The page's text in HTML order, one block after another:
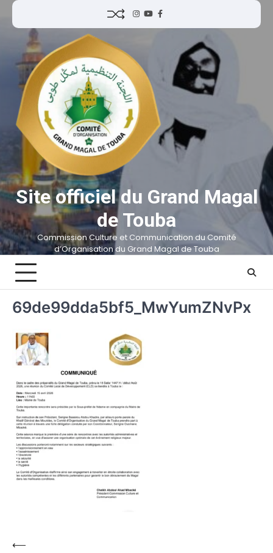
Site officiel du Grand Magal
de Touba
Commission Culture et Communication du Comité
d’Organisation du Grand Magal de Touba
69de99dda5bf5_MwYumZNvPx
⟵